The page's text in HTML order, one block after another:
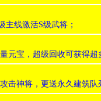
主线激活S级武将；
元宝，超级回收可获得超
击神将，更送永久建筑队